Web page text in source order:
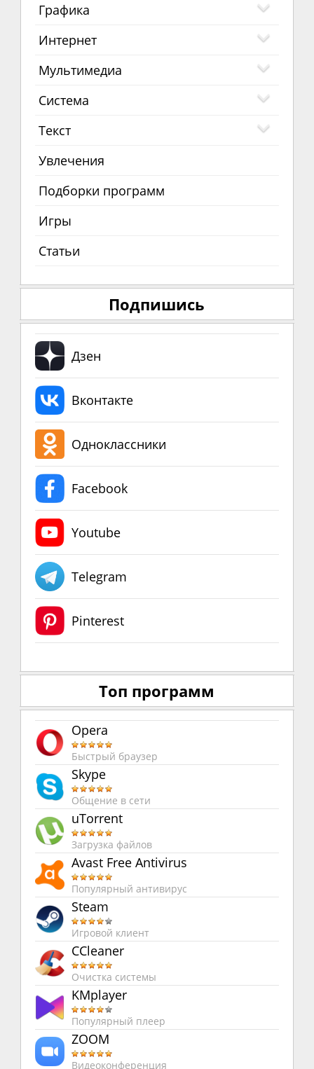
Графика
Интернет
Мультимедиа
Система
Текст
Увлечения
Подборки программ
Игры
Статьи
Подпишись
Дзен
Вконтакте
Одноклассники
Facebook
Youtube
Telegram
Pinterest
Топ программ
Opera
Быстрый браузер
Skype
Общение в сети
uTorrent
Загрузка файлов
Avast Free Antivirus
Популярный антивирус
Steam
Игровой клиент
CCleaner
Очистка системы
KMplayer
Популярный плеер
ZOOM
Видеоконференция